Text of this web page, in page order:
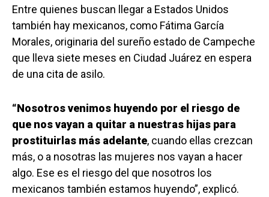
Entre quienes buscan llegar a Estados Unidos
también hay mexicanos, como Fátima García
Morales, originaria del sureño estado de Campeche
que lleva siete meses en Ciudad Juárez en espera
de una cita de asilo.
“Nosotros venimos huyendo por el riesgo de
que nos vayan a quitar a nuestras hijas para
prostituirlas más adelante, cuando ellas crezcan
más, o a nosotras las mujeres nos vayan a hacer
algo. Ese es el riesgo del que nosotros los
mexicanos también estamos huyendo”, explicó.